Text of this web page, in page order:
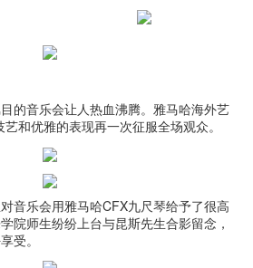
的音乐会让人热血沸腾。雅马哈海外艺
和优雅的表现再一次征服全场观众。
音乐会用雅马哈CFX九尺琴给予了很高
院师生纷纷上台与昆斯先生合影留念，
受。